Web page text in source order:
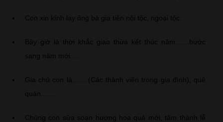
Con xin kính lạy ông bà gia tiên nội tộc, ngoại tộc.
Bây giờ là thời khắc giao thừa kết thúc năm.......bước
sang năm mới......
Gia chủ con là........(Các thành viên trong gia đình), quê
quán........
Chúng con sửa soạn hương hoa quả mới, tâm thành lễ